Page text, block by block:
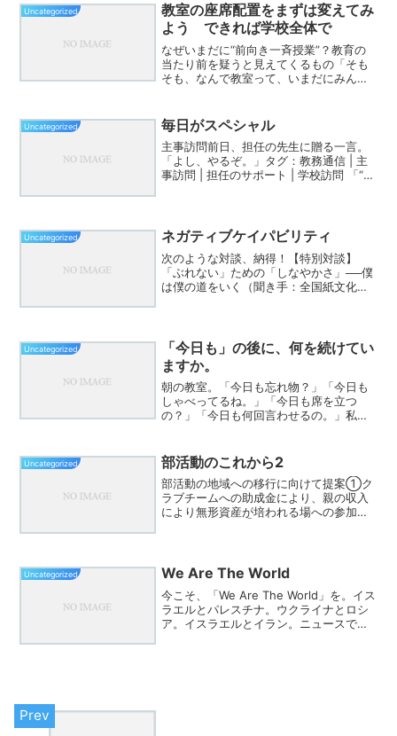
Uncategorized
教室の座席配置をまずは変えてみ
よう できれば学校全体で
なぜいまだに“前向き一斉授業”？教育の
当たり前を疑うと見えてくるもの「そも
そも、なんで教室って、いまだにみんな
た。年間1015時間も、子どもたちはただ
前を向いて、教師の...
Uncategorized 毎日がスペシャル
主事訪問前日、担任の先生に贈る一言。
「よし、やるぞ。」タグ：教務通信 | 主
事訪問 | 担任のサポート | 学校訪問 「“い
き...
Uncategorized ネガティブケイパビリティ
次のような対談、納得！【特別対談】
「ぶれない」ための「しなやかさ」──僕
は僕の道をいく（聞き手：全国紙文化部
んな中、あなたが言った「何...
Uncategorized
「今日も」の後に、何を続けてい
ますか。
朝の教室。「今日も忘れ物？」「今日も
しゃべってるね。」「今日も席を立つ
の？」「今日も何回言わせるの。」私た
てみたいことがあります。⸻アメリ
カの国立公園で、不思議な実験が...
Uncategorized 部活動のこれから2
部活動の地域への移行に向けて提案①ク
ラブチームへの助成金により、親の収入
により無形資産が培われる場への参加の
げ、そのチームへの資金援助...
Uncategorized We Are The World
今こそ、「We Are The World」を。イス
ラエルとパレスチナ。ウクライナとロシ
ア。イスラエルとイラン。ニュースで